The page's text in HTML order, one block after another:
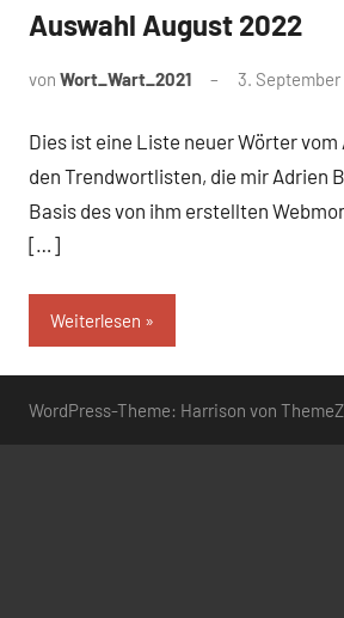
Auswahl August 2022
von Wort_Wart_2021 3. September
Dies ist eine Liste neuer Wörter
den Trendwortlisten, die mir Adrien
Basis des von ihm erstellten
[…]
Weiterlesen
WordPress-Theme: Harrison von